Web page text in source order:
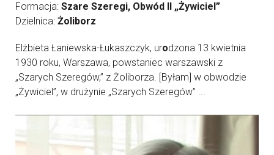
Formacja: Szare Szeregi, Obwód II „Żywiciel”
Dzielnica: Żoliborz
Elżbieta Łaniewska-Łukaszczyk, urodzona 13 kwietnia
1930 roku, Warszawa, powstaniec warszawski z
„Szarych Szeregów,” z Żoliborza. [Byłam] w obwodzie
„Żywiciel”, w drużynie „Szarych Szeregów” ...